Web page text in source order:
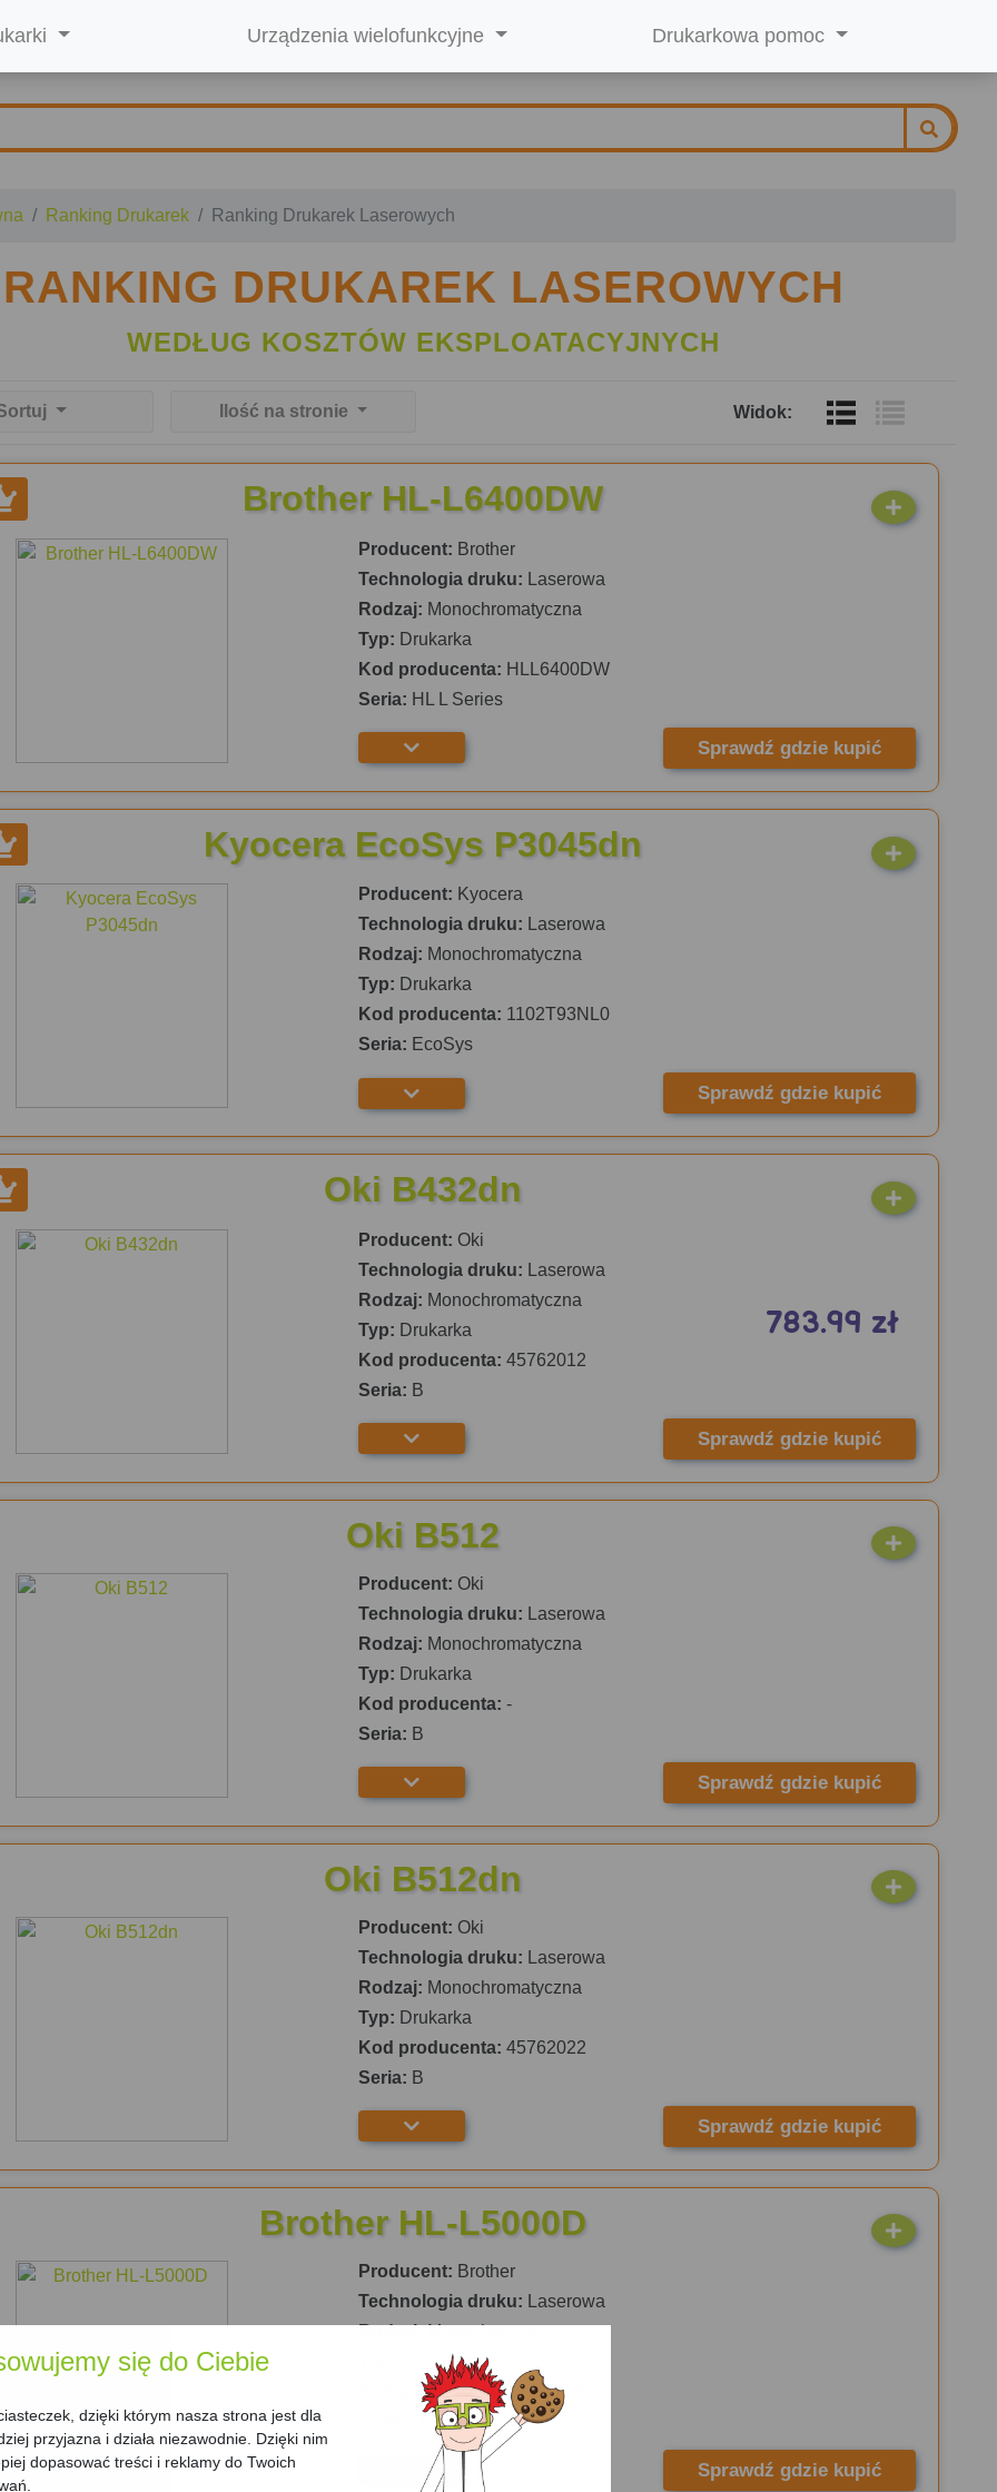
się do Ciebie
dzięki którym nasza strona jest dla
przyjazna i działa niezawodnie. Dzięki nim
dopasować treści i reklamy do Twoich
Urządzenia wielofunkcyjne Drukarkowa pomoc
Ranking Drukarek Ranking Drukarek Laserowych
RANKING DRUKAREK LASEROWYCH
WEDŁUG KOSZTÓW EKSPLOATACYJNYCH
Ilość na stronie Widok:
Brother HL-L6400DW
Producent: Brother
Technologia druku: Laserowa
Rodzaj: Monochromatyczna
Typ: Drukarka
Kod producenta: HLL6400DW
Seria: HL L Series
Sprawdź gdzie kupić
Kyocera EcoSys P3045dn
Producent: Kyocera
Technologia druku: Laserowa
Rodzaj: Monochromatyczna
Typ: Drukarka
Kod producenta: 1102T93NL0
Seria: EcoSys
Sprawdź gdzie kupić
Oki B432dn
Producent: Oki
Technologia druku: Laserowa
Rodzaj: Monochromatyczna
Typ: Drukarka
Kod producenta: 45762012
Seria: B
783.99 zł
Sprawdź gdzie kupić
Oki B512
Producent: Oki
Technologia druku: Laserowa
Rodzaj: Monochromatyczna
Typ: Drukarka
Kod producenta: -
Seria: B
Sprawdź gdzie kupić
Oki B512dn
Producent: Oki
Technologia druku: Laserowa
Rodzaj: Monochromatyczna
Typ: Drukarka
Kod producenta: 45762022
Seria: B
Sprawdź gdzie kupić
Brother HL-L5000D
Producent: Brother
Technologia druku: Laserowa
Rodzaj:Monochromatyczna
Drukarka
Kod producenta:HLL5000D
HL L Series
Sprawdź gdzie kupić